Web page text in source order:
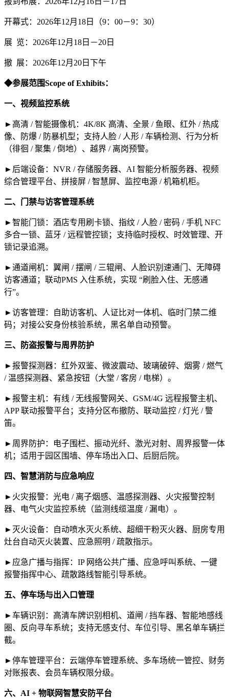
开幕式：2026年12月18日（9：00－9：30）
展 览：2026年12月18日－20日
撤 展：2026年12月20日下午
◆参展范围Scope of Exhibits：
一、视频监控系统
►高清 / 智能摄像机：4K/8K 高清、全景 / 鱼眼、红外 / 热成
像、防爆 / 防暴机型；支持人脸 / 人形 / 车辆检测、行为分析
（徘徊 / 聚集 / 倒地）、越界 / 离岗预警。
►后端设备：NVR / 存储服务器、AI 智能分析服务器、视频
综合管理平台、拼接屏 / 智慧屏、监控电源 / 机箱机柜。
二、门禁与访客管理系统
►智能门锁：酒店专用刷卡锁、指纹 / 人脸 / 密码 / 手机 NFC
多合一锁、蓝牙 / 远程管控锁；支持临时授权、时效管理、开
锁记录追溯。
►通道闸机：翼闸 / 摆闸 / 三辊闸、人脸识别速通门、无障碍
访客通道；联动PMS 入住系统，实现 “刷脸入住、无感通
行”。
►访客管理：自助访客机、人证比对一体机、临时门禁二维
码；对接公安身份核验系统，黑名单自动预警。
三、防盗报警与周界防护
►报警探测器：红外双鉴、微波震动、玻璃破碎、烟雾 / 燃气
/ 温感探测器、紧急按钮（大堂 / 客房 / 电梯）。
►报警主机：有线 / 无线报警网关、GSM/4G 远程报警主机、
APP 联动报警平台；支持分区布撤防、联动监控 / 灯光 / 警
笛。
►周界防护：电子围栏、振动光纤、激光对射、周界报警一体
机；适用于园区围墙、停车场出入口、后厨后院。
四、智慧消防与应急响应
►火灾报警：光电 / 离子烟感、温感探测器、火灾报警控制
器、电气火灾监控系统（监测线缆温度 / 漏电）。
►灭火设备：自动喷水灭火系统、超细干粉灭火器、厨房专用
灶台自动灭火装置、应急照明 / 疏散指示。
►应急广播与指挥：IP 网络公共广播、应急呼叫系统、一键
报警指挥中心、疏散路线智能引导系统。
五、停车场与出入口管理
►车辆识别：高清车牌识别相机、道闸 / 挡车器、智能地感线
圈、反向寻车系统；支持无感支付、车位引导、黑名单车辆拦
截。
►停车管理平台：云端停车管理系统、多车场统一管控、财务
对账报表、会员车辆权限分级。
六、AI + 物联网智慧安防平台